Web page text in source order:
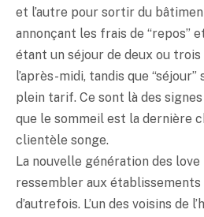
et l’autre pour sortir du
annonçant les frais de “repos” et
étant un séjour de deux ou
l’après-midi, tandis que
plein tarif. Ce sont là des
que le sommeil est la dernière
clientèle songe.
La nouvelle génération des
ressembler aux
d’autrefois. L’un des voisins de